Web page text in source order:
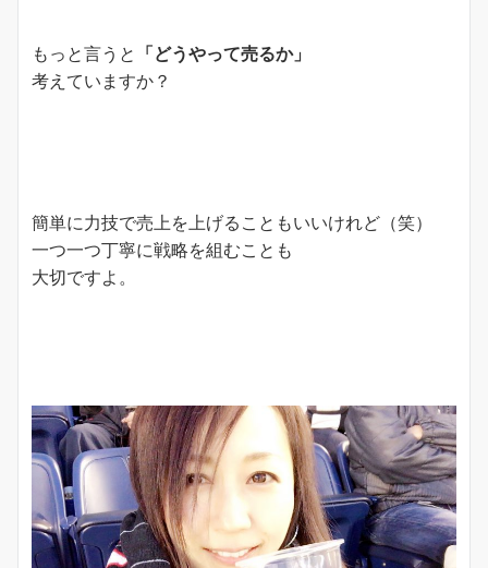
もっと言うと 「どうやって売るか」
考えていますか？
簡単に力技で売上を上げることもいいけれど（笑）
一つ一つ丁寧に戦略を組むことも
大切ですよ。